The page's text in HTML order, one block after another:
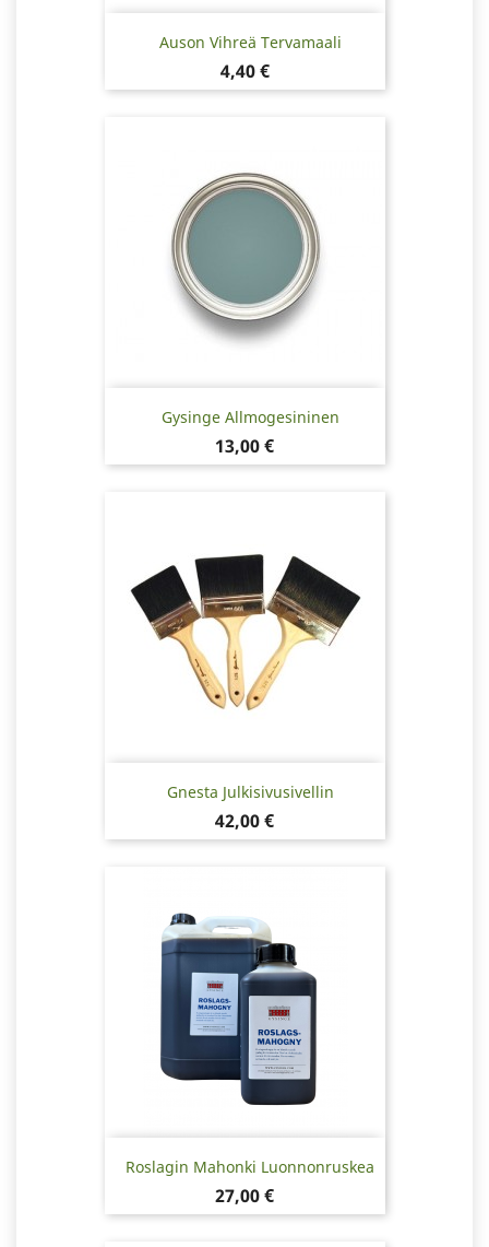
Auson Vihreä Tervamaali
Hinta
4,40 €
Gysinge Allmogesininen
Hinta
13,00 €
Gnesta Julkisivusivellin
Hinta
42,00 €
Roslagin Mahonki Luonnonruskea
Hinta
27,00 €